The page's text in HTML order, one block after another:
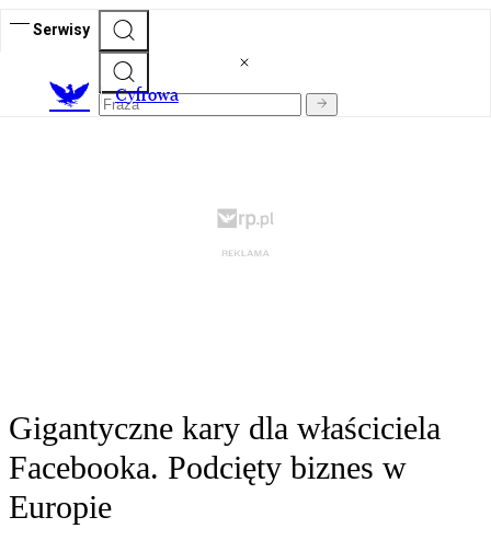
Serwisy
Cyfrowa
Gigantyczne kary dla właściciela
Facebooka. Podcięty biznes w
Europie